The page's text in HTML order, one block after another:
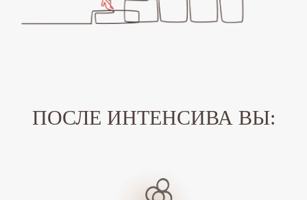
ПОСЛЕ ИНТЕНСИВА ВЫ: